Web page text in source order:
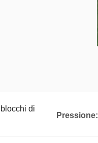
di
Pressione: